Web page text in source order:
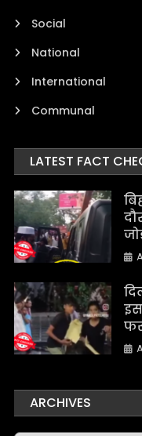
Social
National
International
Communal
LATEST FACT
ARCHIVES